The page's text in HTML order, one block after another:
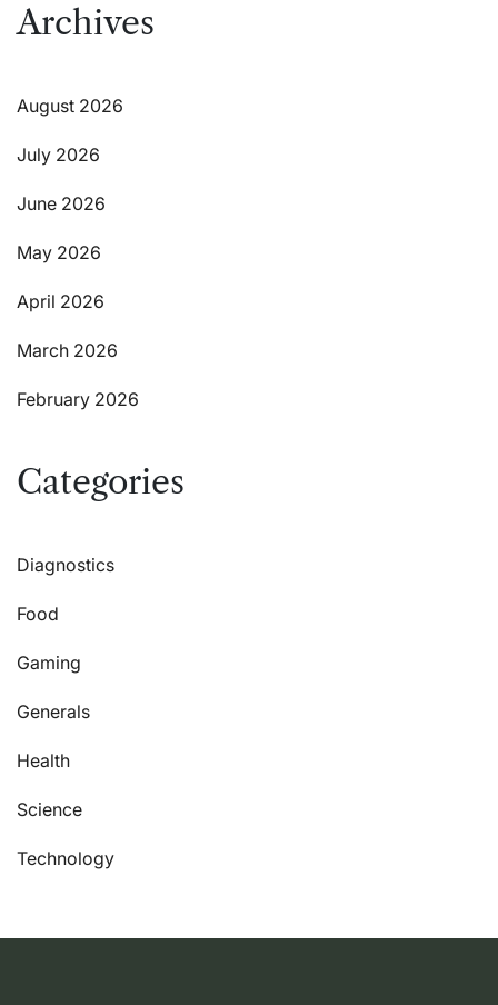
Archives
August 2026
July 2026
June 2026
May 2026
April 2026
March 2026
February 2026
Categories
Diagnostics
Food
Gaming
Generals
Health
Science
Technology